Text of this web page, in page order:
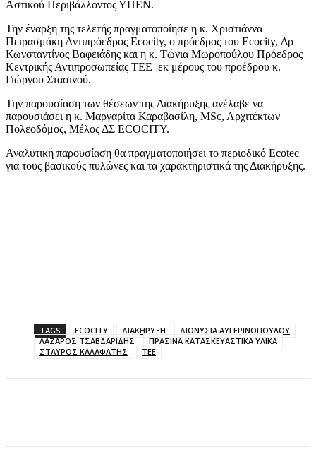
Αστικού Περιβάλλοντος ΥΠΕΝ.
Την έναρξη της τελετής πραγματοποίησε η κ. Χριστιάννα
Πειρασμάκη Αντιπρόεδρος Ecocity, o πρόεδρος του Ecocity, Δρ
Κωνσταντίνος Βαφειάδης και η κ. Τώνια Μωροπούλου Πρόεδρος
Κεντρικής Αντιπροσωπείας ΤΕΕ εκ μέρους του προέδρου κ.
Γιώργου Στασινού.
Την παρουσίαση των θέσεων της Διακήρυξης ανέλαβε να
παρουσιάσει η κ. Μαργαρίτα Καραβασίλη, MSc, Aρχιτέκτων
Πολεοδόμος, Μέλος ΔΣ ΕCOCITY.
Αναλυτική παρουσίαση θα πραγματοποιήσει το περιοδικό Ecotec
για τους βασικούς πυλώνες και τα χαρακτηριστικά της Διακήρυξης.
TAGS ECOCITY ΔΙΑΚΗΡΥΞΗ
ΔΙΟΝΥΣΙΑ ΑΥΓΕΡΙΝΟΠΟΥΛΟΥ
ΛΑΖΑΡΟΣ ΤΣΑΒΔΑΡΙΔΗΣ
ΠΡΑΣΙΝΑ ΚΑΤΑΣΚΕΥΑΣΤΙΚΑ ΥΛΙΚΑ
ΣΤΑΥΡΟΣ ΚΑΛΑΦΑΤΗΣ
ΤΕΕ